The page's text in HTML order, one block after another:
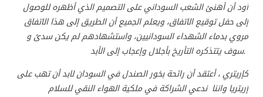
أود أن أهنئ الشعب السوداني على التصميم الذي أظهره للوصول
إلى حفل توقيع الاتفاق، ويعلم الجميع أن الطريق إلى هذا الاتفاق
مروي بدماء الشهداء السودانيين، واستشهادهم لم يكن سدىً و
سوف يتتذكره التأريخ بأجلال وإعجاب إلى الأبد.
كإريتري ، أعتقد أن رائحة بخور الصندل في السودان لابد أن تهب على
إريتريا واننا ندعي الشراكة في ملكية الهواء النقي للسلام